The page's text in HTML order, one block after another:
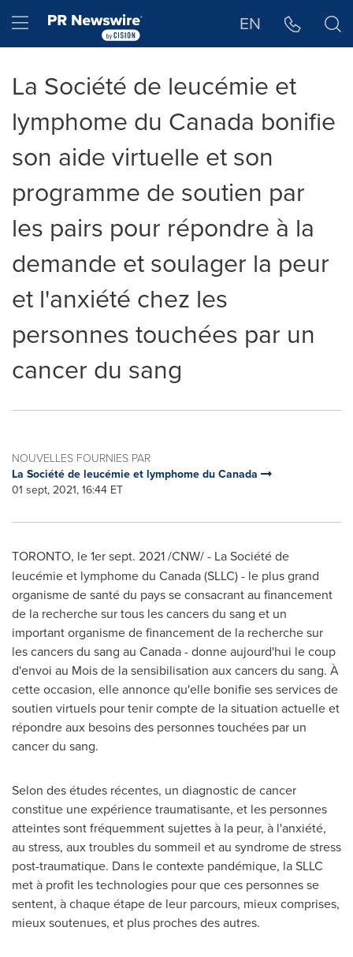
Hamburger menu EN
La Société de leucémie et
lymphome du Canada bonifie
son aide virtuelle et son
programme de soutien par
les pairs pour répondre à la
demande et soulager la peur
et l'anxiété chez les
personnes touchées par un
cancer du sang
NOUVELLES FOURNIES PAR
La Société de leucémie et lymphome du Canada
01 sept, 2021, 16:44 ET
TORONTO, le 1ersept. 2021/CNW/ - La Société de
leucémie et lymphome du Canada(SLLC) - le plus grand
organisme de santé du pays se consacrant au financement
de la recherche sur tous les cancers du sang et un
important organisme de financement de la recherche sur
les cancers du sang au Canada- donne aujourd'hui le coup
d'envoi au Mois de lasensibilisation aux cancers du sang. À
cette occasion, elle annonce qu'elle bonifie ses services de
soutien virtuels pour tenir compte de la situation actuelle et
répondre aux besoins des personnes touchées par un
cancer du sang.
Selon des études récentes, un diagnostic de cancer
constitue une expérience traumatisante, et les personnes
atteintes sont fréquemment sujettes à la peur, à l'anxiété,
au stress, aux troubles du sommeil et au syndrome de stress
post-traumatique. Dans le contexte pandémique, la SLLC
met à profit les technologies pour que ces personnes se
sentent, à chaque étape de leur parcours, mieux comprises,
mieux soutenues, et plus proches des autres.